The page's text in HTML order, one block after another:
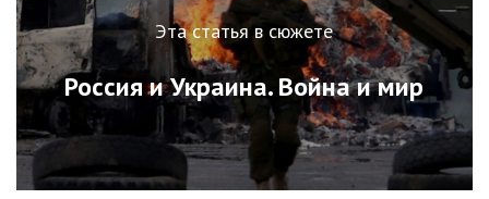
Эта статья в сюжете
Россия и Украина. Война и мир